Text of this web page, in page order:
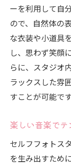
ーを利用して自
ので、自然体の
な衣装や小道具
し、思わず笑顔
らに、スタジオ
ラックスした雰
すことが可能です
楽しい音楽で
セルフフォトス
を生み出すため